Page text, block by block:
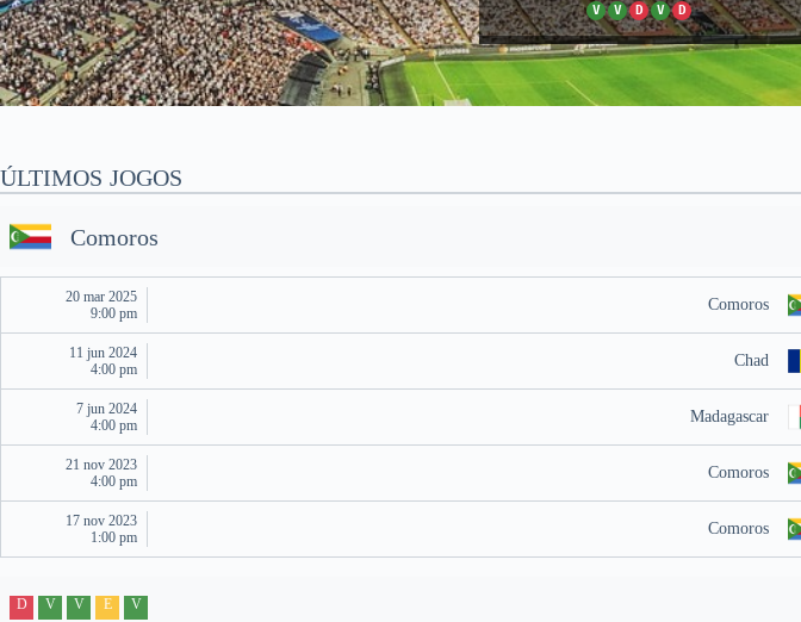
V V D V D
ÚLTIMOS JOGOS
Comoros
20 mar 2025
9:00 pm
Comoros
11 jun 2024
4:00 pm
Chad
7 jun 2024
4:00 pm
Madagascar
21 nov 2023
4:00 pm
Comoros
17 nov 2023
1:00 pm
Comoros
D V V E V